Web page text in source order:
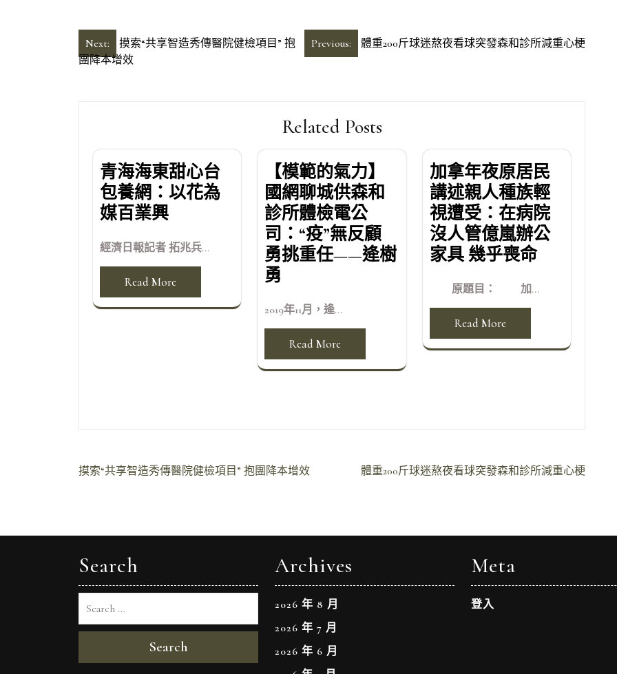
文
章
Previous: 體重200斤球迷熬夜看球突發森和診所減重心梗
Next:
摸索“共享智造秀傳醫院健檢項目” 抱
團降本增效
Related Posts
青海海東甜心台
包養網：以花為
媒百業興
經濟日報記者 拓兆兵...
Read More
【模範的氣力】
國網聊城供森和
診所體檢電公
司：“疫”無反顧
勇挑重任——逄樹
勇
2019年11月，逄...
Read More
加拿年夜原居民
講述親人種族輕
視遭受：在病院
沒人管億嵐辦公
家具 幾乎喪命
原題目： 加...
Read More
文
覽
體重200斤球迷熬夜看球突發森和診所減重心梗
摸索“共享智造秀傳醫院健檢項目” 抱團降本增效
Search
Search
Archives
2026 年 8 月
2026 年 7 月
2026 年 6 月
Meta
登入